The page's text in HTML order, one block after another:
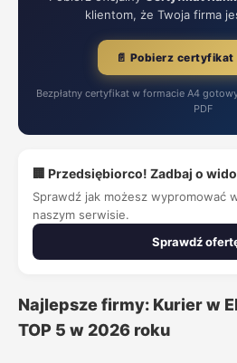
klientom, że Twoja firma
📄 Pobierz
Bezpłatny certyfikat w formacie A4
PDF
🏢 Przedsiębiorco! Zadbaj o
Sprawdź jak możesz wypromować
naszym serwisie.
Sprawdź
Najlepsze firmy: Kurier w
TOP 5 w 2026 roku